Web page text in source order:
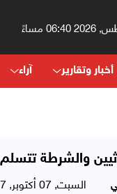
أخبار وتقارير آراء
والشرطة
السبت, 07 أكتوبر, 2017 - 04:21 مساءً